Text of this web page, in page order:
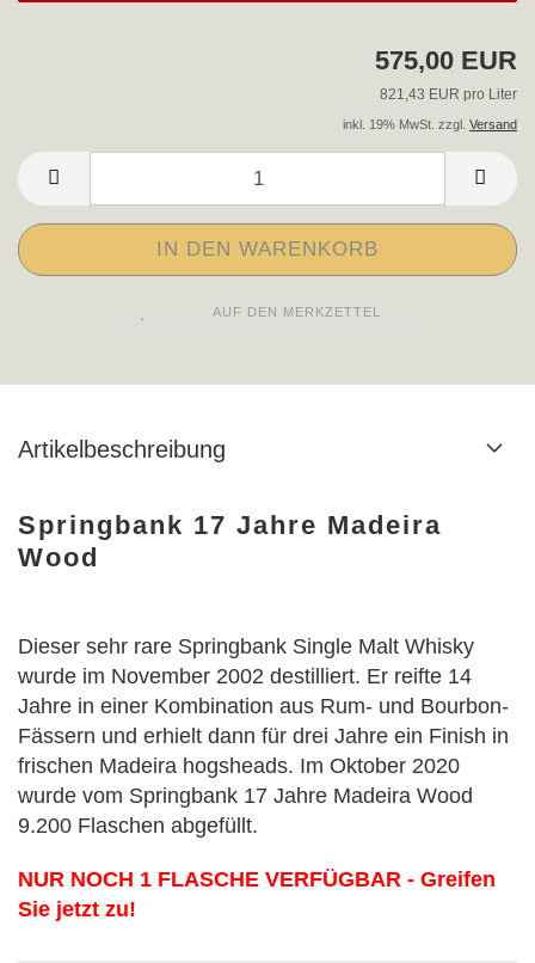
575,00 EUR
821,43 EUR pro Liter
inkl. 19% MwSt. zzgl. Versand
AUF DEN MERKZETTEL
Artikelbeschreibung
Springbank 17 Jahre Madeira
Wood
Dieser sehr rare Springbank Single Malt Whisky
wurde im November 2002 destilliert. Er reifte 14
Jahre in einer Kombination aus Rum- und Bourbon-
Fässern und erhielt dann für drei Jahre ein Finish in
frischen Madeira hogsheads. Im Oktober 2020
wurde vom Springbank 17 Jahre Madeira Wood
9.200 Flaschen abgefüllt.
NUR NOCH 1 FLASCHE VERFÜGBAR - Greifen
Sie jetzt zu!